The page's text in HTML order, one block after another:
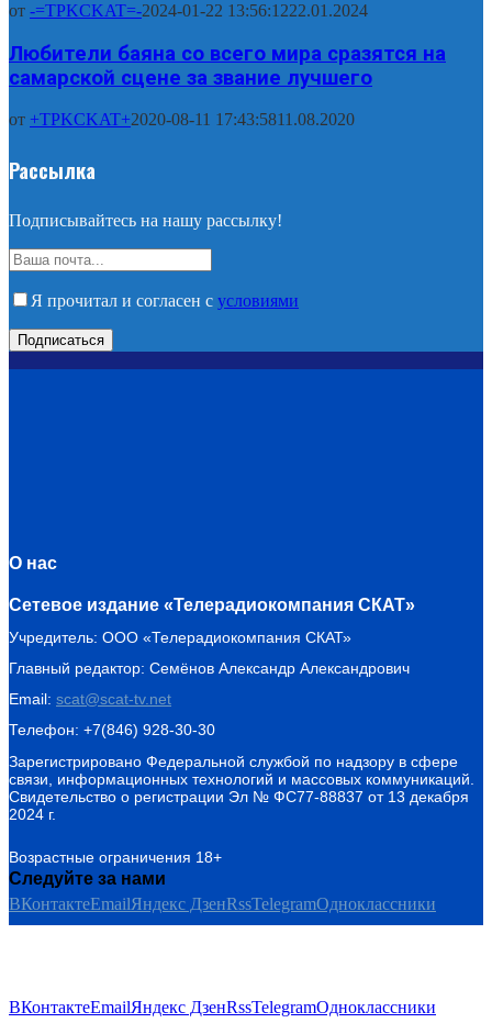
от -=TPKCKAT=-2024-01-22 13:56:1222.01.2024
Любители баяна со всего мира сразятся на
самарской сцене за звание лучшего
от +TPKCKAT+2020-08-11 17:43:5811.08.2020
Рассылка
Подписывайтесь на нашу рассылку!
Я прочитал и согласен с условиями
О нас
Сетевое издание «Телерадиокомпания СКАТ»
Учредитель: ООО «Телерадиокомпания СКАТ»
Главный редактор: Семёнов Александр Александрович
Email: scat@scat-tv.net
Телефон: +7(846) 928-30-30
Зарегистрировано Федеральной службой по надзору в сфере
связи, информационных технологий и массовых коммуникаций.
Свидетельство о регистрации Эл № ФС77-88837 от 13 декабря
2024 г.
Возрастные ограничения 18+
Следуйте за нами
ВКонтактеEmailЯндекс ДзенRssTelegramОдноклассники
ВКонтактеEmailЯндекс ДзенRssTelegramОдноклассники